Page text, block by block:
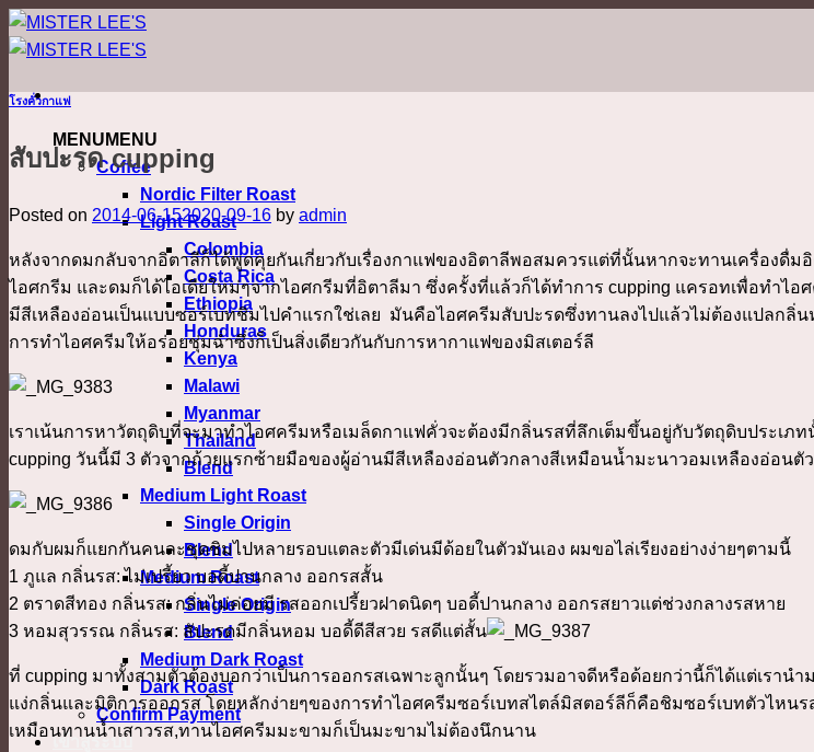
ข้าม
ไป
เนื้อหา
MENU MENU
Coffee
Nordic Filter Roast
Light Roast
Colombia
Costa Rica
Ethiopia
Honduras
Kenya
Malawi
Myanmar
Thailand
Blend
Medium Light Roast
Single Origin
Blend
Medium Roast
Single Origin
Blend
Medium Dark Roast
Dark Roast
Confirm Payment
เข้าสู่ระบบ
โรงคั่วกาแฟ
สับปะรด cupping
Posted on 2014-06-152020-09-16 by admin
หลังจากดมกลับจากอิตาลีก็ได้พูดคุยกันเกี่ยวกับเรื่องกาแฟของอิตาลีพอสมควรแต่ที่นั้นหากจะทานเครื่องดื่ม
ไอศกรีม และดมก็ได้ไอเดียใหม่ๆจากไอศกรีมที่อิตาลีมา ซึ่งครั้งที่แล้วก็ได้ทำการ cupping แครอทเพื่อทำไ
มีสีเหลืองอ่อนเป็นแบบซอร์เบทชิมไปคำแรกใช่เลย มันคือไอศครีมสับปะรดซึ่งทานลงไปแล้วไม่ต้องแปลก
การทำไอศครีมให้อร่อยชุ่มฉ่ำซึ่งก็เป็นสิ่งเดียวกันกับการหากาแฟของมิสเตอร์ลี
เราเน้นการหาวัตถุดิบที่จะมาทำไอศครีมหรือเมล็ดกาแฟคั่วจะต้องมีกลิ่นรสที่ลึกเต็มขึ้นอยู่กับวัตถุดิบประเ
cupping วันนี้มี 3 ตัวจากถ้วยแรกซ้ายมือของผู้อ่านมีสีเหลืองอ่อนตัวกลางสีเหมือนน้ำมะนาวอมเหลืองอ่อนตั
ดมกับผมก็แยกกันคนละชุดชิมไปหลายรอบแตละตัวมีเด่นมีด้อยในตัวมันเอง ผมขอไล่เรียงอย่างง่ายๆตามนี้
1 ภูแล กลิ่นรส: ไม่เปรี้ยว บอดี้ปานกลาง ออกรสสั้น
2 ตราดสีทอง กลิ่นรส: กลิ่นไม่ค่อยมี รสออกเปรี้ยวฝาดนิดๆ บอดี้ปานกลาง ออกรสยาวแต่ช่วงกลางรสหาย
3 หอมสุวรรณ กลิ่นรส: สัปะรดมีกลิ่นหอม บอดี้ดีสีสวย รสดีแต่สั้น
ที่ cupping มาทั้งสามตัวต้องบอกว่าเป็นการออกรสเฉพาะลูกนั้นๆ โดยรวมอาจดีหรือด้อยกว่านี้ก็ได้แต่เรา
แง่กลิ่นและมิติการออกรส โดยหลักง่ายๆของการทำไอศครีมซอร์เบทสไตล์มิสตอร์ลีก็คือชิมซอร์เบทตัวไห
เหมือนทานน้ำเสาวรส,ทานไอศครีมมะขามก็เป็นมะขามไม่ต้องนึกนาน